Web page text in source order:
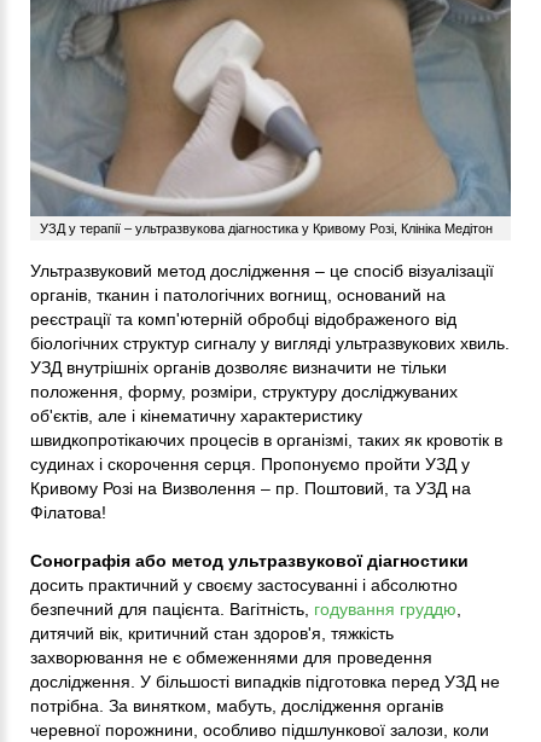
УЗД у терапії – ультразвукова діагностика у Кривому Розі, Клініка Медітон
Ультразвуковий метод дослідження – це спосіб візуалізації
органів, тканин і патологічних вогнищ, оснований на
реєстрації та комп'ютерній обробці відображеного від
біологічних структур сигналу у вигляді ультразвукових хвиль.
УЗД внутрішніх органів дозволяє визначити не тільки
положення, форму, розміри, структуру досліджуваних
об'єктів, але і кінематичну характеристику
швидкопротікаючих процесів в організмі, таких як кровотік в
судинах і скорочення серця. Пропонуємо пройти УЗД у
Кривому Розі на Визволення – пр. Поштовий, та УЗД на
Філатова!
Сонографія або метод ультразвукової діагностики
досить практичний у своєму застосуванні і абсолютно
безпечний для пацієнта. Вагітність, годування груддю
дитячий вік, критичний стан здоров'я, тяжкість
захворювання не є обмеженнями для проведення
дослідження. У більшості випадків підготовка перед УЗД не
потрібна. За винятком, мабуть, дослідження органів
черевної порожнини, особливо підшлункової залози, коли